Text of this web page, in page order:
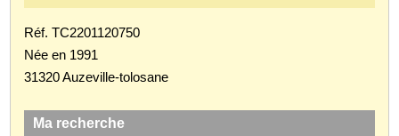
Réf. TC2201120750
Née en 1991
31320 Auzeville-tolosane
Ma recherche